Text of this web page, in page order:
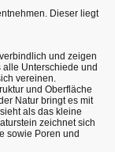
Dieser liegt
und zeigen
Unterschiede und
vereinen.
und Oberfläche
Natur bringt es mit
als das kleine
zeichnet sich
sowie Poren und